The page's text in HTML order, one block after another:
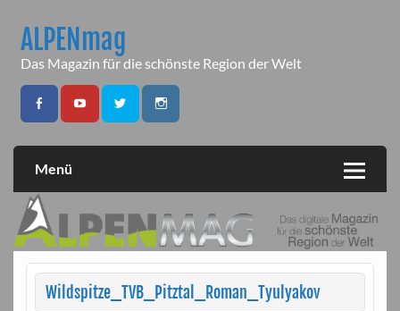
contentALPENmag
Das Magazin für die schönste Region der Welt
Menü
Wildspitze_TVB_Pitztal_Roman_Tyulyakov